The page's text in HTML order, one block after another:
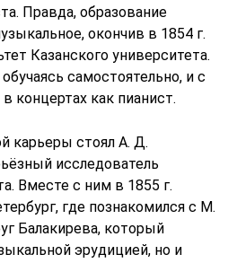
Правда, образование
окончив в 1854 г.
Казанского университета.
самостоятельно, и с
концертах как пианист.
карьеры стоял А. Д.
исследователь
Вместе с ним в 1855 г.
где познакомился с М.
Балакирева, который
эрудицией, но и